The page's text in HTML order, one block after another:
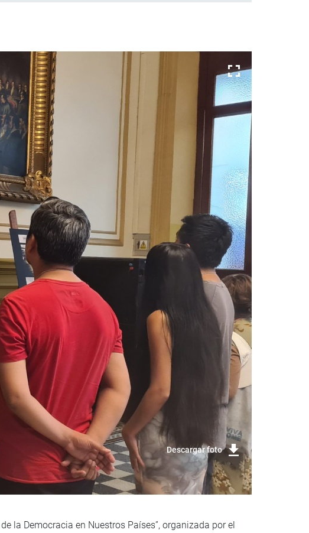
Descargar foto
la Democracia en Nuestros Países”, organizada por el